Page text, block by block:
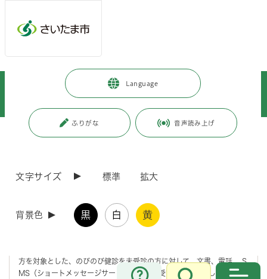
Language
ふりがな 音声読み上げ
文字サイズ 標準 拡大
背景色 黒 白 黄
お問合せ
暮らし・手続き > 保険・年金・税金
のびのび健診（特定健康診査）・特定保健指導
更新日付：2026年7月15日 / ページ番号：C068722
勧奨を実施しています
のびのび健診をまだ受診されていない方へ
方を対象とした、のびのび健診を未受診の方に対して、文書、電話、 S
MS（ショートメッセージサービス）による受診勧奨を実施していま